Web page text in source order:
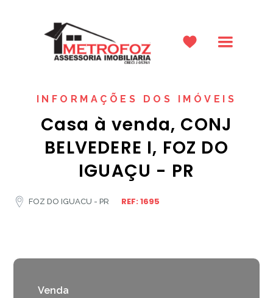
INFORMAÇÕES DOS IMÓVEIS
Casa à venda, CONJ
BELVEDERE I, FOZ DO
IGUAÇU - PR
FOZ DO IGUACU - PR REF: 1695
Venda